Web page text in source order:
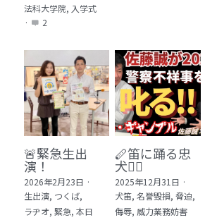
法科大学院, 入学式
·
2
🚨緊急生出
演！
2026年2月23日 ·
生出演, つくば,
ラヂオ, 緊急, 本日
🪈笛に踊る忠
犬🐕‍🦺
2025年12月31日 ·
犬笛, 名誉毀損, 脅迫,
侮辱, 威力業務妨害